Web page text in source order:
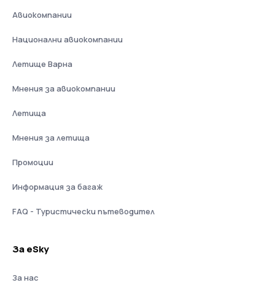
Авиокомпании
Национални авиокомпании
Летище Варна
Мнения за авиокомпании
Летища
Мнения за летища
Промоции
Информация за багаж
FAQ - Туристически пътеводител
За eSky
За нас